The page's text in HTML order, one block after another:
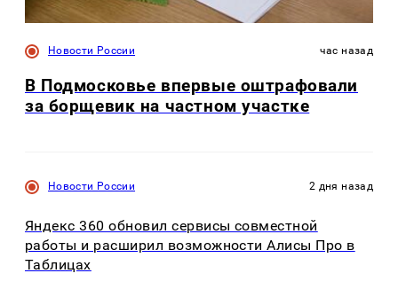
Новости России час назад
В Подмосковье впервые оштрафовали
за борщевик на частном участке
Новости России 2 дня назад
Яндекс 360 обновил сервисы совместной
работы и расширил возможности Алисы Про в
Таблицах